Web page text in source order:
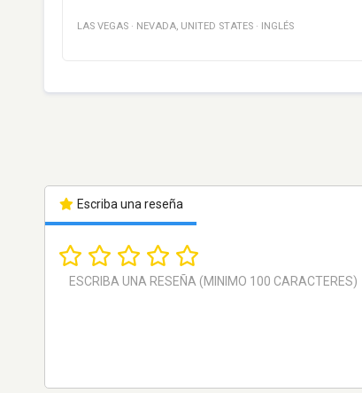
LAS VEGAS · NEVADA, UNITED STATES · INGLÉS
Escriba una reseña